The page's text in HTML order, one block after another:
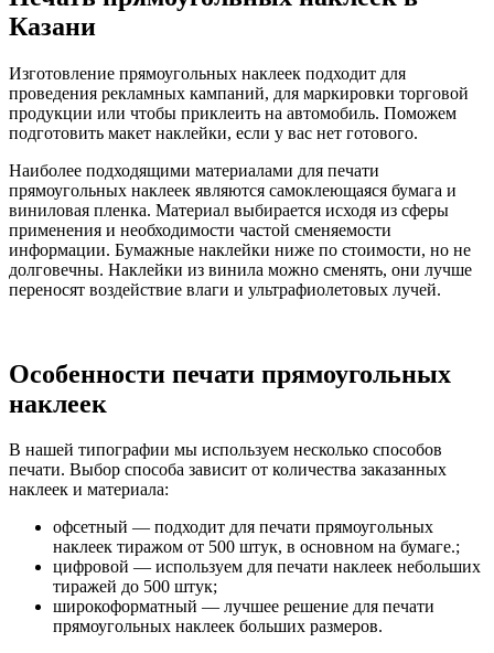
Казани
Изготовление прямоугольных наклеек подходит для
проведения рекламных кампаний, для маркировки торговой
продукции или чтобы приклеить на автомобиль. Поможем
подготовить макет наклейки, если у вас нет готового.
Наиболее подходящими материалами для печати
прямоугольных наклеек являются самоклеющаяся бумага и
виниловая пленка. Материал выбирается исходя из сферы
применения и необходимости частой сменяемости
информации. Бумажные наклейки ниже по стоимости, но не
долговечны. Наклейки из винила можно сменять, они лучше
переносят воздействие влаги и ультрафиолетовых лучей.
Особенности печати прямоугольных
наклеек
В нашей типографии мы используем несколько способов
печати. Выбор способа зависит от количества заказанных
наклеек и материала:
офсетный — подходит для печати прямоугольных
наклеек тиражом от 500 штук, в основном на бумаге.;
цифровой — используем для печати наклеек небольших
тиражей до 500 штук;
широкоформатный — лучшее решение для печати
прямоугольных наклеек больших размеров.